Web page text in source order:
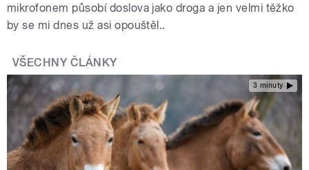
mikrofonem působí doslova jako droga a jen velmi těžko
by se mi dnes už asi opouštěl..
VŠECHNY ČLÁNKY
3 minuty